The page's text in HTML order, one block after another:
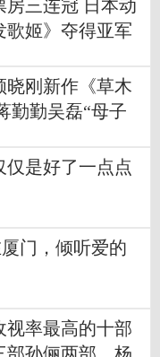
房三连冠 日本动
歌姬》夺得亚军
晓刚新作《草木
勤勤吴磊“母子
仅是好了一点点
门，倾听爱的
视率最高的十部